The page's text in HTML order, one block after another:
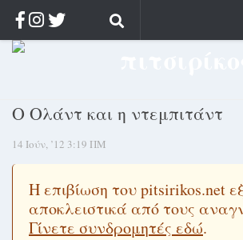
Αρχική
Αρχείο
Κοσμαγάπητα
Στοχασμοί & αποφθέγματα
Διαφήμιση
Ο Ολάντ και η ντεμπιτάντ
14 Ιούν, ’12 3:19 ΠΜ
Η επιβίωση του pitsirikos.net
αποκλειστικά από τους
Γίνετε συνδρομητές εδώ.